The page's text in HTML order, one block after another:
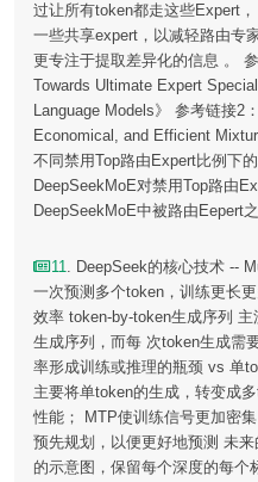
过让所有token都走这些Expert
一些共享expert，以减轻路由专
更专注于提取差异化的信息 。
Towards Ultimate Expert
Language Models》 参考链接2
Economical, and Efficient
不同禁用Top路由Expert比例下
DeepSeekMoE对禁用Top路由
DeepSeekMoE中被路由Eepert
11. DeepSeek的核心技术 --
一次预测多个token，训练更长
效率 token-by-token生成序列
生成序列，而每 次token生成需
率形成训练或推理的瓶颈 vs 单
主要将单token的生成，转变成
性能； MTP使训练信号更加密
预先规划，以便更好地预测 未
的示意图，保留每个深度的每个